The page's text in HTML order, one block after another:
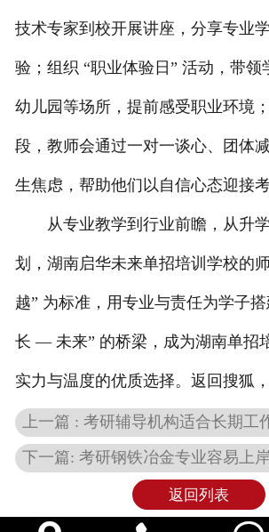
技术专家到校开展讲座，分享专业
验；组织 “职业体验日” 活动，带领
幼儿园等场所，提前感受职业环境
段，教师会通过一对一谈心、团体
生焦虑，帮助他们以自信心态迎接考
从专业教学到行业前瞻，从升学
划，湖南启华未来单招培训学校的
越” 为标准，用专业与责任为学子
长 — 未来” 的桥梁，成为湖南单招
实力与温度的优质选择。返回搜狐
上一篇 : 考研辅导机构适合长期工
下一篇: 考研钢铁冶金专业容易上
返回列表